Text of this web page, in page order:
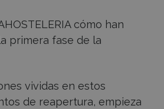
cómo han
primera fase de la
vividas en estos
de reapertura, empieza